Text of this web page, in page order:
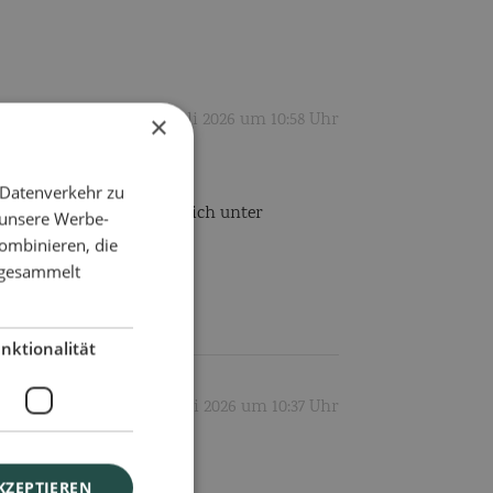
31 Juli 2026 um 10:58 Uhr
Bitte melden Sie sich unter
können.
14 Juli 2026 um 10:37 Uhr
×
zu
Werbe-
die